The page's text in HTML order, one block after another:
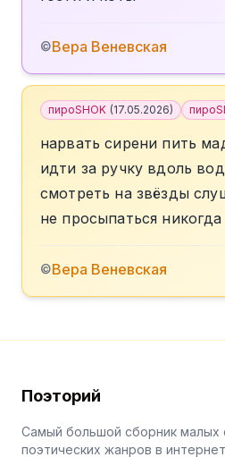
©Вера Веневская
пироSHOK (17.05.2026)
нарвать сирени пить
идти за ручку вдоль
смотреть на звёзды
не просыпаться никогда
©Вера Веневская
Поэторий
Самый большой сборник малых
поэтических жанров в